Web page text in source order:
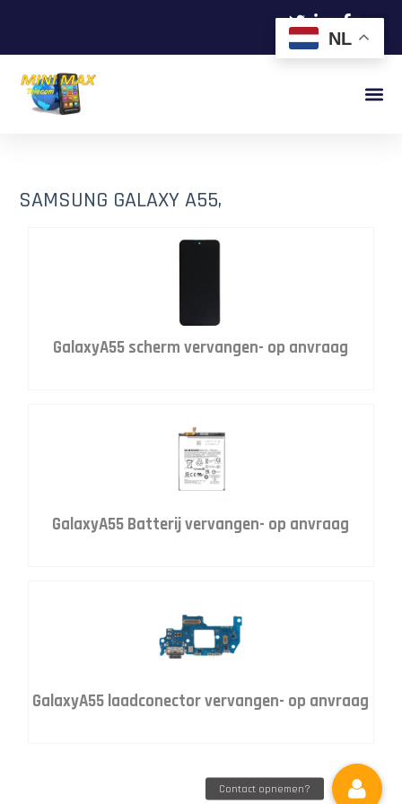
SAMSUNG GALAXY A55,
GalaxyA55 scherm vervangen- op anvraag
GalaxyA55 Batterij vervangen- op anvraag
GalaxyA55 laadconector vervangen- op anvraag
NL